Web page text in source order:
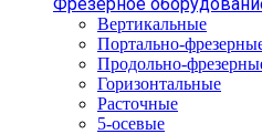
Вертикальные
Портально-
Продольно-
Горизонтальные
Расточные
5-осевые